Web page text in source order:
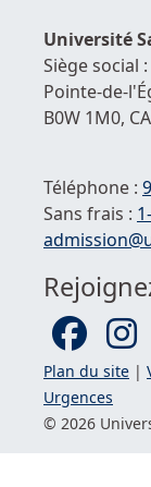
Université
Siège social
Pointe-de-
B0W 1M0,
Téléphone :
Sans frais : 1-
Courriel :
Plan du site |
Urgences
© 2026